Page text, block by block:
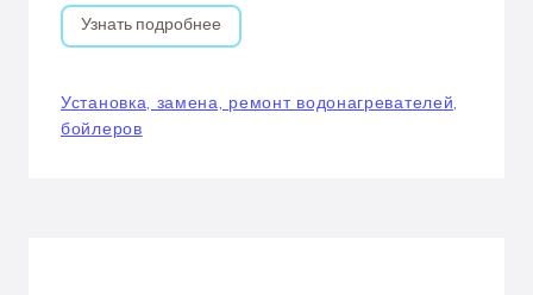
Узнать подробнее
Установка, замена, ремонт водонагревателей,
бойлеров